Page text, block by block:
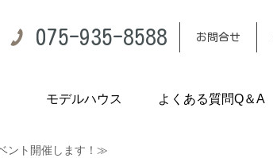
075-935-8588 お問合せ
モデルハウス よくある質問Q＆A
ント開催します！≫